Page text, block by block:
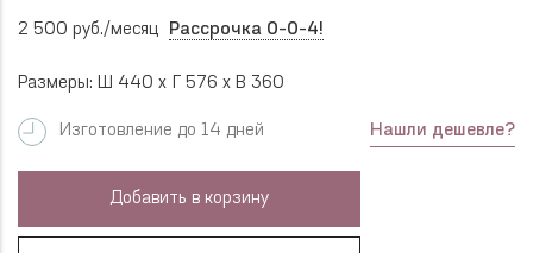
2 500 руб./месяц Рассрочка 0-0-4!
Размеры: Ш 440 x Г 576 x В 360
Изготовление до 14 дней Нашли дешевле?
Добавить в корзину